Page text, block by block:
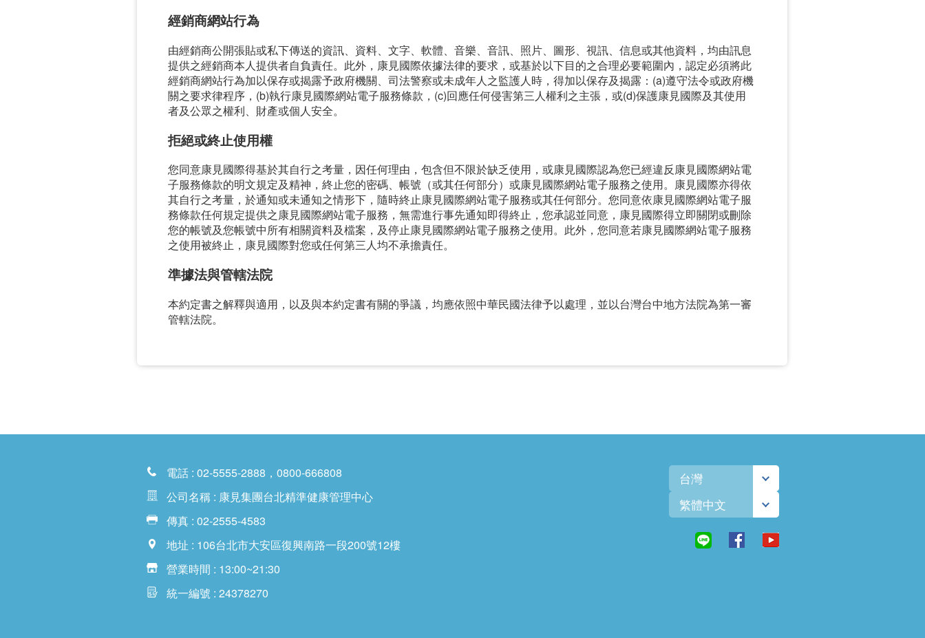
經銷商網站行為
由經銷商公開張貼或私下傳送的資訊、資料、文字、軟體、音樂、音訊、照片、圖形、視訊、信息或其他資料，均由訊息
提供之經銷商本人提供者自負責任。此外，康見國際依據法律的要求，或基於以下目的之合理必要範圍內，認定必須將此
經銷商網站行為加以保存或揭露予政府機關、司法警察或未成年人之監護人時，得加以保存及揭露：(a)遵守法令或政府機
關之要求律程序，(b)執行康見國際網站電子服務條款，(c)回應任何侵害第三人權利之主張，或(d)保護康見國際及其使用
者及公眾之權利、財產或個人安全。
拒絕或終止使用權
您同意康見國際得基於其自行之考量，因任何理由，包含但不限於缺乏使用，或康見國際認為您已經違反康見國際網站電
子服務條款的明文規定及精神，終止您的密碼、帳號（或其任何部分）或康見國際網站電子服務之使用。康見國際亦得依
其自行之考量，於通知或未通知之情形下，隨時終止康見國際網站電子服務或其任何部分。您同意依康見國際網站電子服
務條款任何規定提供之康見國際網站電子服務，無需進行事先通知即得終止，您承認並同意，康見國際得立即關閉或刪除
您的帳號及您帳號中所有相關資料及檔案，及停止康見國際網站電子服務之使用。此外，您同意若康見國際網站電子服務
之使用被終止，康見國際對您或任何第三人均不承擔責任。
準據法與管轄法院
本約定書之解釋與適用，以及與本約定書有關的爭議，均應依照中華民國法律予以處理，並以台灣台中地方法院為第一審
管轄法院。
電話 : 02-5555-2888，0800-666808
公司名稱 : 康見集團台北精準健康管理中心
傳真 : 02-2555-4583
地址 : 106台北市大安區復興南路一段200號12樓
營業時間 : 13:00~21:30
統一編號 : 24378270
台灣
繁體中文